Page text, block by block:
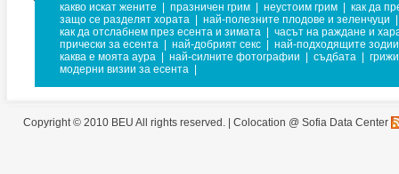
какво искат жените празничен грим неустоим грим
как да
защо се разделят хората
най-полезните плодове и зеленчуци
как да отслабнем през есента и зимата
часът на раждане и
прически за есента
най-добрият секс
най-подходящите
каква е моята аура
най-силните фотографии съдбата
модерни визии за есента
Copyright © 2010 BEU All rights reserved. | Colocation @ Sofia Data Center